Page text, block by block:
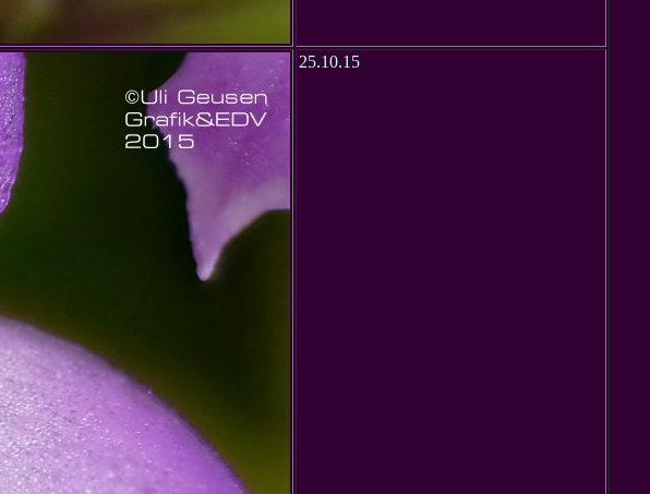
25.10.15